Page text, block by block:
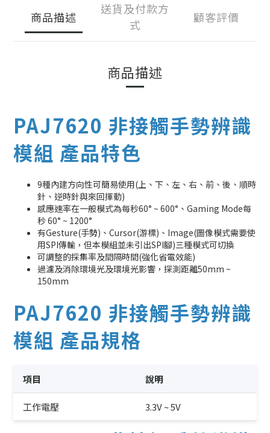
商品描述
送貨及付款方
式
顧客評價
商品描述
PAJ7620 非接觸手勢辨識
模組 產品特色
9種內建方向性可簡易使用(上、下、左、右、前、後、順時
針、逆時針與來回揮動)
感應速率在一般模式為每秒60° ~ 600°、Gaming Mode每
秒 60° ~ 1200°
有Gesture(手勢)、Cursor(游標)、Image(圖像模式需要使
用SPI傳輸，但本模組並未引出SPI腳)三種模式可切換
可調整的採集率及間隔時間(強化省電效能)
過濾及消除環境光及環境光影響，探測距離50mm ~
150mm
PAJ7620 非接觸手勢辨識
模組 產品規格
項目 說明
工作電壓 3.3V ~ 5V